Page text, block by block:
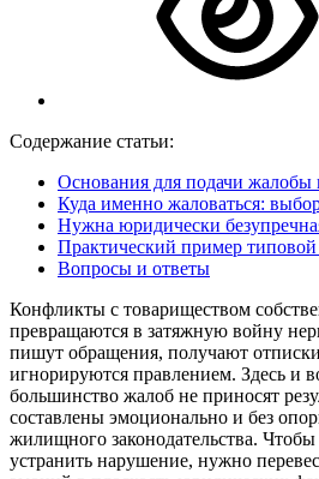
Содержание статьи:
Основания для подачи
Куда именно жаловаться: выбор
Нужна юридически
Практический пример
Вопросы и ответы
Конфликты с товариществом
превращаются в затяжную войну
пишут обращения, получают
игнорируются правлением. Здесь и
большинство жалоб не приносят
составлены эмоционально и без
жилищного законодательства.
устранить нарушение, нужно